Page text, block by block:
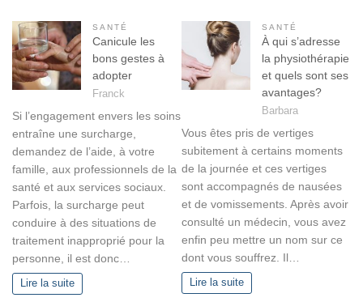
é
g
o
r
e
s
SANTÉ
Canicule les
bons gestes à
adopter
Franck
Si l’engagement envers les soins
entraîne une surcharge,
demandez de l’aide, à votre
famille, aux professionnels de la
santé et aux services sociaux.
Parfois, la surcharge peut
conduire à des situations de
traitement inapproprié pour la
personne, il est donc…
Lire la suite
SANTÉ
À qui s’adresse
la physiothérapie
et quels sont ses
avantages?
Barbara
Vous êtes pris de vertiges
subitement à certains moments
de la journée et ces vertiges
sont accompagnés de nausées
et de vomissements. Après avoir
consulté un médecin, vous avez
enfin peu mettre un nom sur ce
dont vous souffrez. Il…
Lire la suite